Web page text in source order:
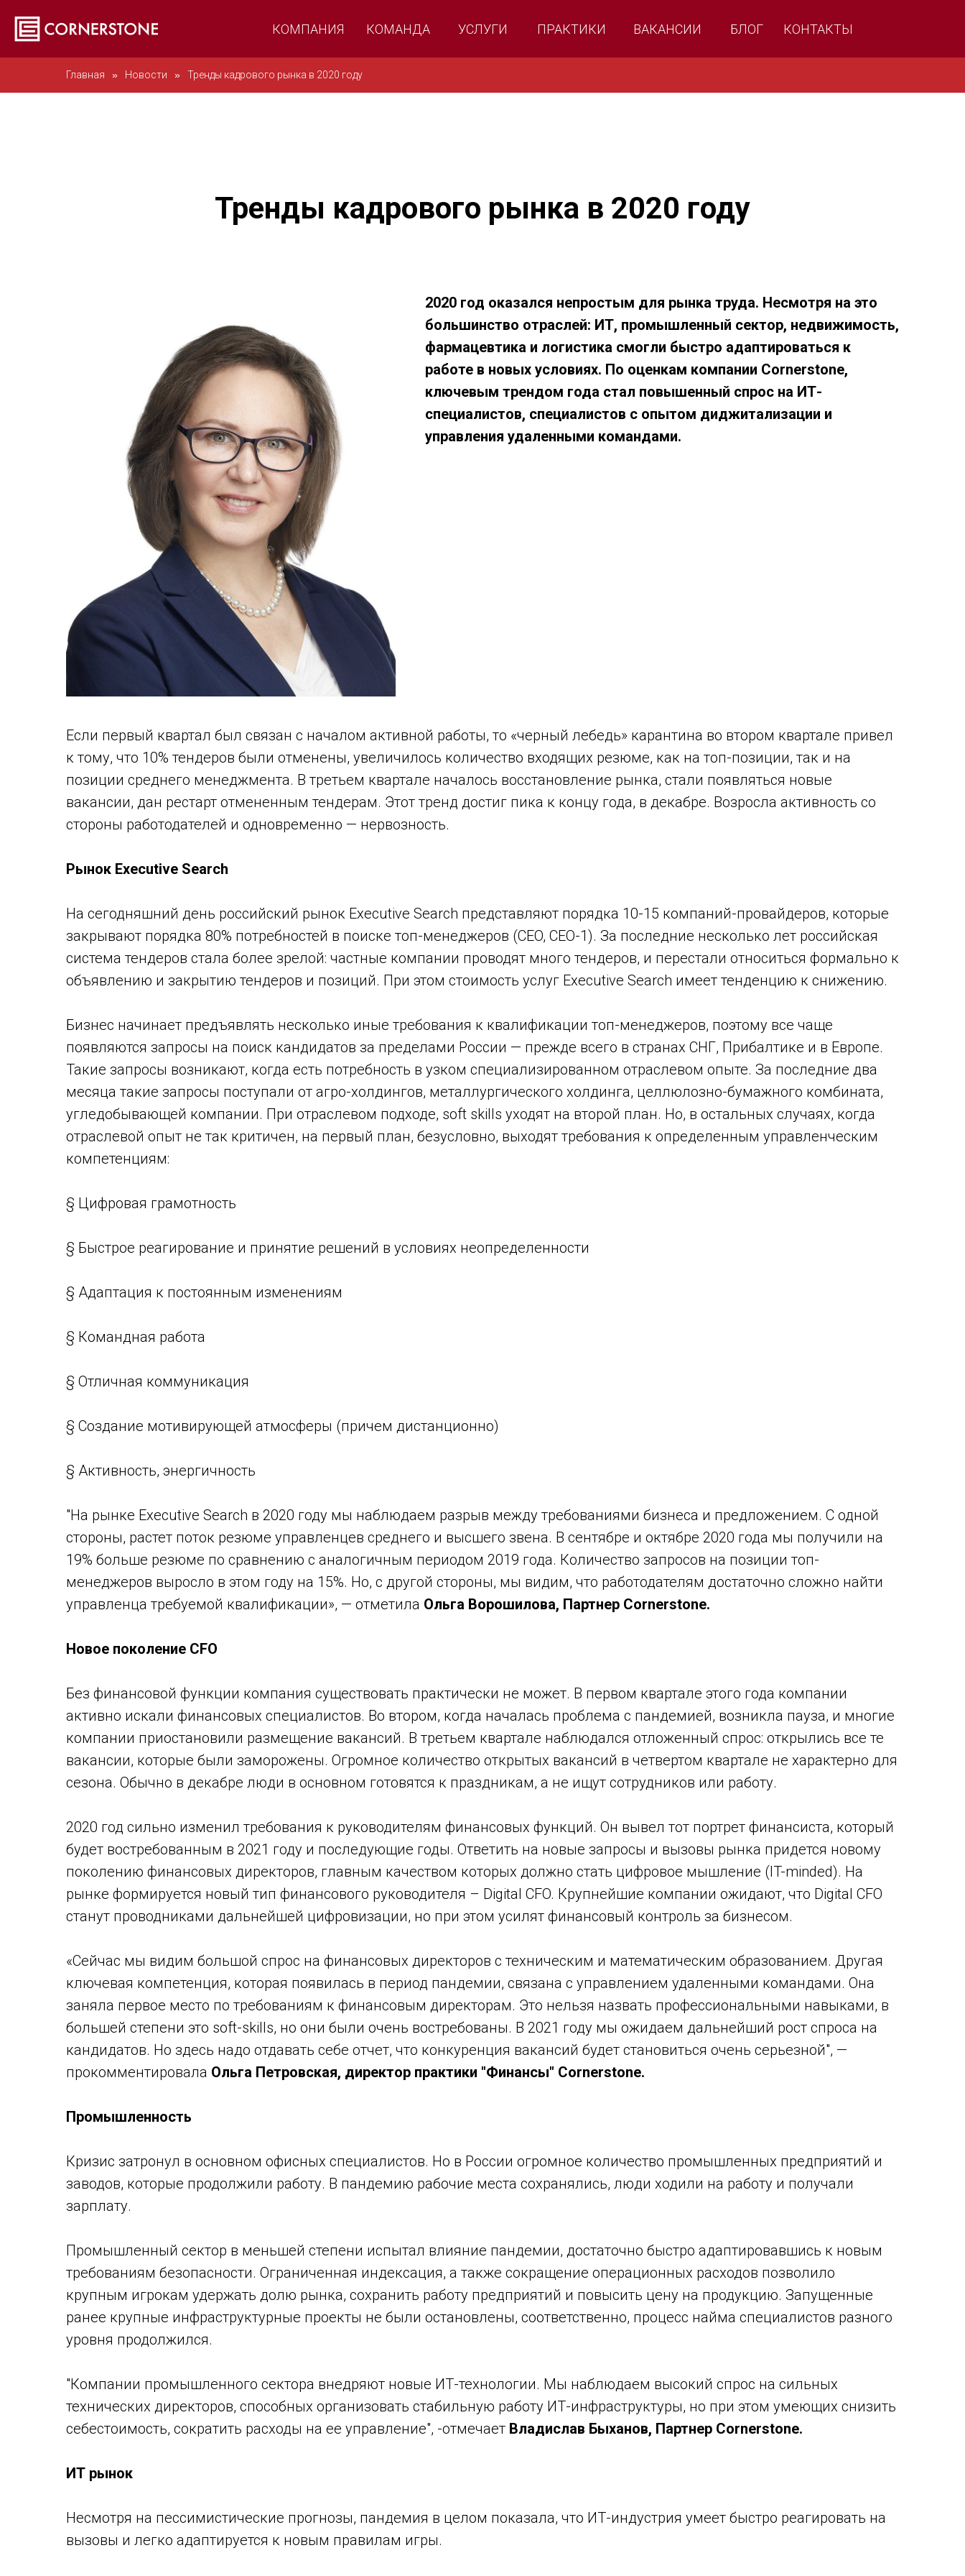
ВАКАНСИИ
УСЛУГИ
КОМПАНИЯ ПРАКТИКИ
КОМАНДА БЛОГ КОНТАКТЫ
Главная » Новости » Тренды кадрового рынка в 2020 году
Тренды кадрового рынка в 2020 году
2020 год оказался непростым для рынка труда. Несмотря на это
большинство отраслей: ИТ, промышленный сектор, недвижимость,
фармацевтика и логистика смогли быстро адаптироваться к
работе в новых условиях. По оценкам компании Cornerstone,
ключевым трендом года стал повышенный спрос на ИТ-
специалистов, специалистов с опытом диджитализации и
управления удаленными командами.
Если первый квартал был связан с началом активной работы, то «черный лебедь» карантина во втором квартале привел
к тому, что 10% тендеров были отменены, увеличилось количество входящих резюме, как на топ-позиции, так и на
позиции среднего менеджмента. В третьем квартале началось восстановление рынка, стали появляться новые
вакансии, дан рестарт отмененным тендерам. Этот тренд достиг пика к концу года, в декабре. Возросла активность со
стороны работодателей и одновременно — нервозность.
Рынок Executive Search
На сегодняшний день российский рынок Executive Search представляют порядка 10-15 компаний-провайдеров, которые
закрывают порядка 80% потребностей в поиске топ-менеджеров (CEO, CEO-1). За последние несколько лет российская
система тендеров стала более зрелой: частные компании проводят много тендеров, и перестали относиться формально к
объявлению и закрытию тендеров и позиций. При этом стоимость услуг Executive Search имеет тенденцию к снижению.
Бизнес начинает предъявлять несколько иные требования к квалификации топ-менеджеров, поэтому все чаще
появляются запросы на поиск кандидатов за пределами России — прежде всего в странах СНГ, Прибалтике и в Европе.
Такие запросы возникают, когда есть потребность в узком специализированном отраслевом опыте. За последние два
месяца такие запросы поступали от агро-холдингов, металлургического холдинга, целлюлозно-бумажного комбината,
угледобывающей компании. При отраслевом подходе, soft skills уходят на второй план. Но, в остальных случаях, когда
отраслевой опыт не так критичен, на первый план, безусловно, выходят требования к определенным управленческим
компетенциям:
§ Цифровая грамотность
§ Быстрое реагирование и принятие решений в условиях неопределенности
§ Адаптация к постоянным изменениям
§ Командная работа
§ Отличная коммуникация
§ Создание мотивирующей атмосферы (причем дистанционно)
§ Активность, энергичность
"На рынке Executive Search в 2020 году мы наблюдаем разрыв между требованиями бизнеса и предложением. С одной
стороны, растет поток резюме управленцев среднего и высшего звена. В сентябре и октябре 2020 года мы получили на
19% больше резюме по сравнению с аналогичным периодом 2019 года. Количество запросов на позиции топ-
менеджеров выросло в этом году на 15%. Но, с другой стороны, мы видим, что работодателям достаточно сложно найти
управленца требуемой квалификации», — отметила Ольга Ворошилова, Партнер Cornerstone.
Новое поколение CFO
Без финансовой функции компания существовать практически не может. В первом квартале этого года компании
активно искали финансовых специалистов. Во втором, когда началась проблема с пандемией, возникла пауза, и многие
компании приостановили размещение вакансий. В третьем квартале наблюдался отложенный спрос: открылись все те
вакансии, которые были заморожены. Огромное количество открытых вакансий в четвертом квартале не характерно для
сезона. Обычно в декабре люди в основном готовятся к праздникам, а не ищут сотрудников или работу.
2020 год сильно изменил требования к руководителям финансовых функций. Он вывел тот портрет финансиста, который
будет востребованным в 2021 году и последующие годы. Ответить на новые запросы и вызовы рынка придется новому
поколению финансовых директоров, главным качеством которых должно стать цифровое мышление (IT-minded). На
рынке формируется новый тип финансового руководителя – Digital CFO. Крупнейшие компании ожидают, что Digital CFO
станут проводниками дальнейшей цифровизации, но при этом усилят финансовый контроль за бизнесом.
«Сейчас мы видим большой спрос на финансовых директоров с техническим и математическим образованием. Другая
ключевая компетенция, которая появилась в период пандемии, связана с управлением удаленными командами. Она
заняла первое место по требованиям к финансовым директорам. Это нельзя назвать профессиональными навыками, в
большей степени это soft-skills, но они были очень востребованы. В 2021 году мы ожидаем дальнейший рост спроса на
кандидатов. Но здесь надо отдавать себе отчет, что конкуренция вакансий будет становиться очень серьезной", —
прокомментировала Ольга Петровская, директор практики "Финансы" Cornerstone.
Промышленность
Кризис затронул в основном офисных специалистов. Но в России огромное количество промышленных предприятий и
заводов, которые продолжили работу. В пандемию рабочие места сохранялись, люди ходили на работу и получали
зарплату.
Промышленный сектор в меньшей степени испытал влияние пандемии, достаточно быстро адаптировавшись к новым
требованиям безопасности. Ограниченная индексация, а также сокращение операционных расходов позволило
крупным игрокам удержать долю рынка, сохранить работу предприятий и повысить цену на продукцию. Запущенные
ранее крупные инфраструктурные проекты не были остановлены, соответственно, процесс найма специалистов разного
уровня продолжился.
"Компании промышленного сектора внедряют новые ИТ-технологии. Мы наблюдаем высокий спрос на сильных
технических директоров, способных организовать стабильную работу ИТ-инфраструктуры, но при этом умеющих снизить
себестоимость, сократить расходы на ее управление", -отмечает Владислав Быханов, Партнер Cornerstone.
ИТ рынок
Несмотря на пессимистические прогнозы, пандемия в целом показала, что ИТ-индустрия умеет быстро реагировать на
вызовы и легко адаптируется к новым правилам игры.